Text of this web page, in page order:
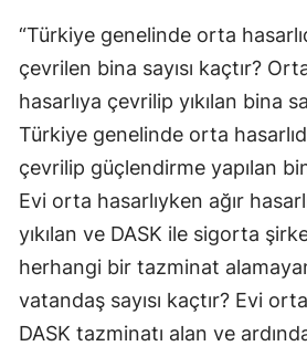
“Türkiye genelinde orta
çevrilen bina sayısı kaçtır?
hasarlıya çevrilip yıkılan bina
Türkiye genelinde orta
çevrilip güçlendirme yapılan
Evi orta hasarlıyken ağır
yıkılan ve DASK ile sigorta
herhangi bir tazminat
vatandaş sayısı kaçtır? Evi
DASK tazminatı alan ve